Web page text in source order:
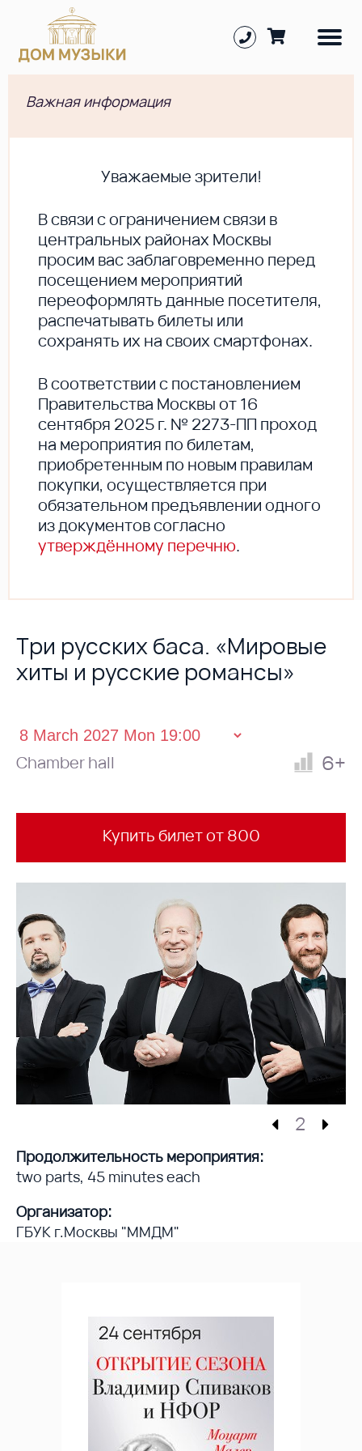
Важная информация
Уважаемые зрители!
В cвязи с ограничением связи в
центральных районах Москвы
просим вас заблаговременно перед
посещением мероприятий
переоформлять данные посетителя,
распечатывать билеты или
сохранять их на своих смартфонах.
В соответствии с постановлением
Правительства Москвы от 16
сентября 2025 г. № 2273-ПП проход
на мероприятия по билетам,
приобретенным по новым правилам
покупки, осуществляется при
обязательном предъявлении одного
из документов согласно
утверждённому перечню.
Три русских баса. «Мировые
хиты и русские романсы»
Chamber hall 6+
Купить билет от 800
2
Продолжительность мероприятия:
two parts, 45 minutes each
Организатор:
ГБУК г.Москвы "ММДМ"